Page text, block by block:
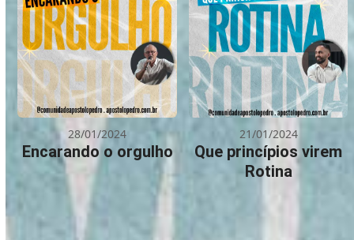
28/01/2024
Encarando o orgulho
21/01/2024
Que princípios virem
Rotina